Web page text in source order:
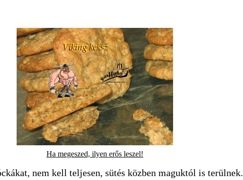
Ha megeszed, ilyen erős leszel!
nem kell teljesen, sütés közben maguktól is terülnek.